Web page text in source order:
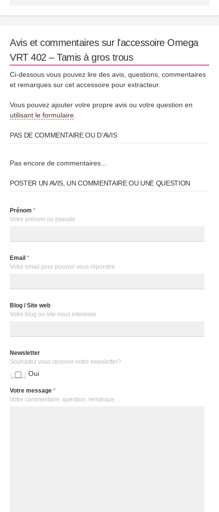
Avis et commentaires sur l'accessoire Omega
VRT 402 – Tamis à gros trous
Ci-dessous vous pouvez lire des avis, questions, commentaires
et remarques sur cet accessoire pour extracteur.
Vous pouvez ajouter votre propre avis ou votre question en
utilisant le formulaire
PAS DE COMMENTAIRE OU D'AVIS
Pas encore de commentaires...
POSTER UN AVIS, UN COMMENTAIRE OU UNE QUESTION
Prénom *
Votre prénom ou pseudo
Email *
Votre email pour pouvoir vous répondre
Blog / Site web
Votre blog ou site nous intéresse
Newsletter
Souhaitez vous recevoir notre newsletter?
Oui
Votre message *
Votre commentaire, question, remarque, ...